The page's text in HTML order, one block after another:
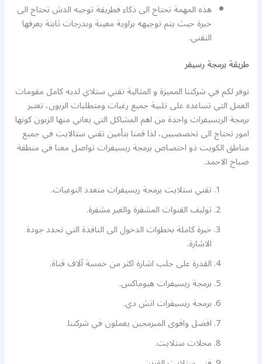
هذه المهمة تحتاج الى ذكاء فطريقة توجيه الدش تحتاج الى
خبرة حيث يتم توجيهه بزاوية معينة وبدرجات ثابتة يعرفها
التقني.
طريقة برمجة رسيفر
نوفر لكم في شركتنا المميزة و المثالية تقني ستلاي لديه كامل مقومات
العمل التي تساعده على تلبية جميع رغبات ومتطلبات الزبون، تعتبر
برمجة الريسيفرات واحدة من اهم المشاكل التي يعاني منها الزبون كونها
امور تحتاج الى تخصصيين، لذا قمنا بتأمين تقني ستالايت في جميع
مناطق الكويت ذو اختصاص برمجة ريسيفرات تواصل معنا في منطقة
صباح الاحمد.
تقني ستلايت برمجة ريسيفرات متعدد النوعيات.
توليف القنوات المشفرة والغير مشفرة.
خبرة كاملة بخطوات الدخول الى النافذة التي تحدد جودة
الاشارة.
القدرة على جلب اشارة اكثر من خمسة آلاف قناة.
برمجة ريسيفرات هيوماكس.
برمجة ريسيفرات اتش دي.
افضل واقوى المبرمجين يعملون في شركتنا.
محلات ستلايت.